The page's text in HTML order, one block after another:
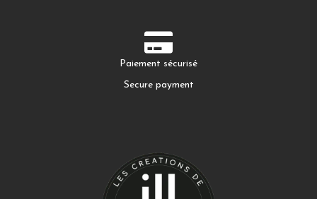
Paiement sécurisé
Secure payment